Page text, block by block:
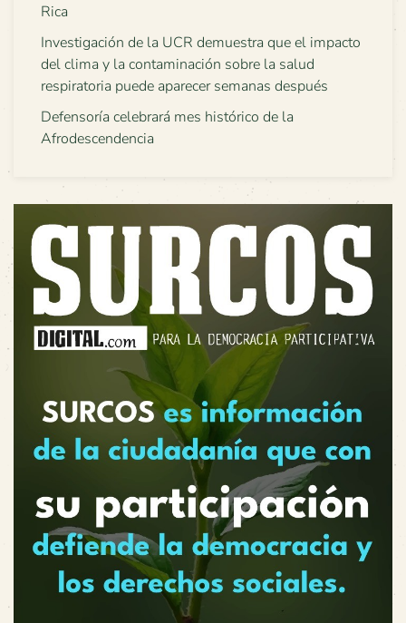
Rica
Investigación de la UCR demuestra que el impacto
del clima y la contaminación sobre la salud
respiratoria puede aparecer semanas después
Defensoría celebrará mes histórico de la
Afrodescendencia